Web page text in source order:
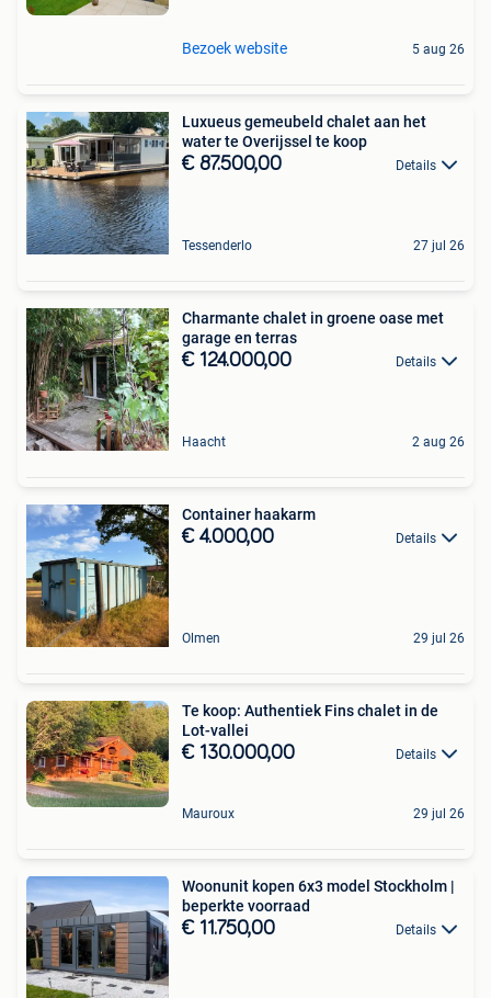
Bezoek website 5 aug 26
Luxueus gemeubeld chalet aan het
water te Overijssel te koop
€ 87.500,00 Details
Tessenderlo 27 jul 26
Charmante chalet in groene oase met
garage en terras
€ 124.000,00 Details
Haacht 2 aug 26
Container haakarm
€ 4.000,00 Details
Olmen 29 jul 26
Te koop: Authentiek Fins chalet in de
Lot-vallei
€ 130.000,00 Details
Mauroux 29 jul 26
Woonunit kopen 6x3 model Stockholm |
beperkte voorraad
€ 11.750,00 Details